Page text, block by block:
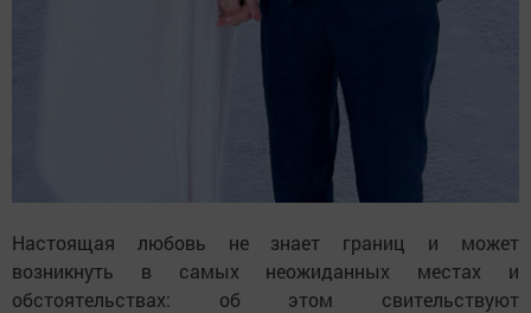
Настоящая любовь не знает границ и может
возникнуть в самых неожиданных местах и
обстоятельствах: об этом свительствуют